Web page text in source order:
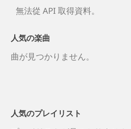
無法從 API 取得資料。
人気の楽曲
曲が見つかりません。
人気のプレイリスト